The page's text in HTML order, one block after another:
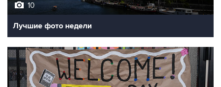
10
Лучшие фото недели